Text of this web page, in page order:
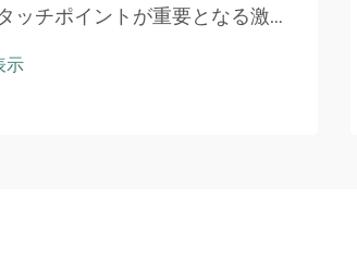
ッチポイントが重要となる激し
アンボクシング・エクスペリエ
示